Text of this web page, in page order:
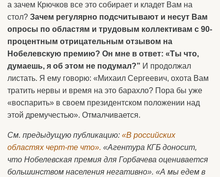
а зачем Крючков все это собирает и кладет Вам на
стол? Зачем регулярно подсчитывают и несут Вам
опросы по областям и трудовым коллективам с 90-
процентным отрицательным отзывом на
Нобелевскую премию? Он мне в ответ: «Ты что,
думаешь, я об этом не подумал?” И продолжал
листать. Я ему говорю: «Михаил Сергеевич, охота Вам
тратить нервы и время на это барахло? Пора бы уже
«воспарить» в своем президентском положении над
этой дремучестью». Отмалчивается.
См. предыдущую публикацию: «В российских
областях черт-те что». «Агентура КГБ доносит,
что Нобелевская премия для Горбачева оценивается
большинством населения негативно». «А мы едем в